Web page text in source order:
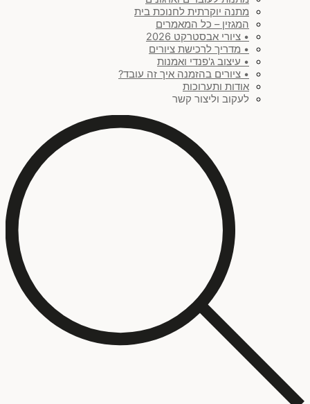
מתנה יוקרתית לחנוכת בית
המגזין – כל המאמרים
• ציורי אבסטרקט 2026
• מדריך לרכישת ציורים
• עיצוב ג'פנדי ואמנות
• ציורים בהזמנה איך זה עובד?
אודות ותערוכות
לעקוב וליצור קשר